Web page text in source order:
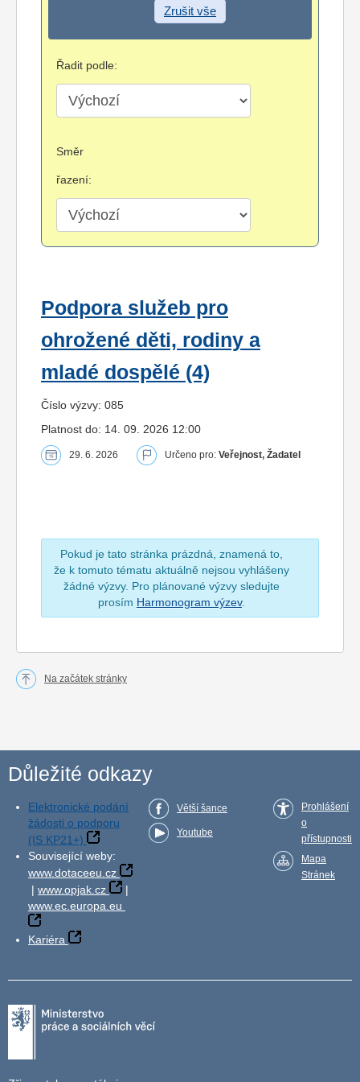
Zrušit vše
Řadit podle:
Směr
řazení:
Podpora služeb pro
ohrožené děti, rodiny a
mladé dospělé (4)
Číslo výzvy: 085
Platnost do: 14. 09. 2026 12:00
29. 6. 2026 Určeno pro: Veřejnost, Žadatel
Pokud je tato stránka prázdná, znamená to,
že k tomuto tématu aktuálně nejsou vyhlášeny
žádné výzvy. Pro plánované výzvy sledujte
prosím Harmonogram výzev.
Na začátek stránky
Důležité odkazy
Elektronické podání
žádosti o podporu
(IS KP21+)
Související weby:
www.dotaceeu.cz
| www.opjak.cz
|
www.ec.europa.eu
Kariéra
Větší šance
Youtube
Prohlášení
o
přístupnosti
Mapa
Stránek